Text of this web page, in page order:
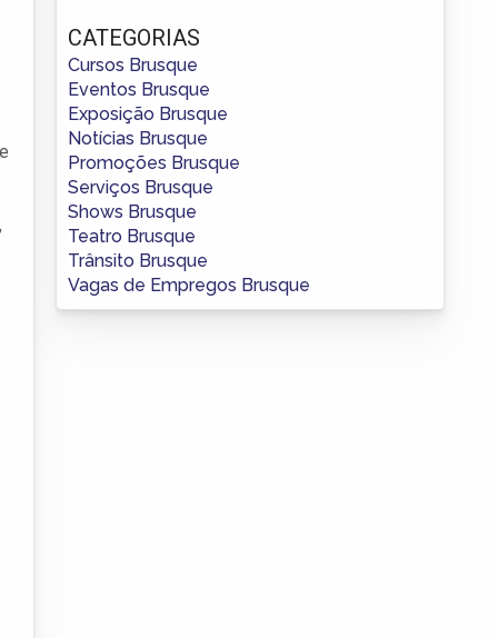
CATEGORIAS
Cursos Brusque
Eventos Brusque
Exposição Brusque
Notícias Brusque
Promoções Brusque
Serviços Brusque
Shows Brusque
Teatro Brusque
Trânsito Brusque
Vagas de Empregos Brusque